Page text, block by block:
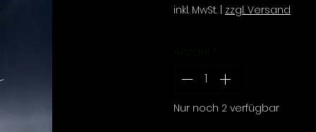
inkl. MwSt. zzgl. Versand
Nur noch 2 verfügbar